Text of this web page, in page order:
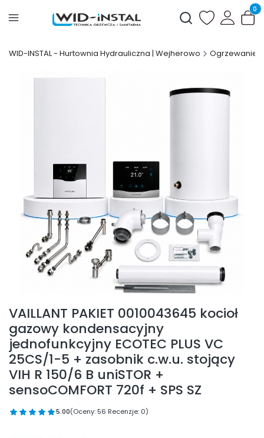
Otwórz
WID-INSTAL - Hurtownia Hydrauliczna | Wejherowo Ogrzewanie
VAILLANT PAKIET 0010043645 kocioł
gazowy kondensacyjny
jednofunkcyjny ECOTEC PLUS VC
25CS/1-5 + zasobnik c.w.u. stojący
VIH R 150/6 B uniSTOR +
sensoCOMFORT 720f + SPS SZ
5.00(Oceny: 56 Recenzje: 0)